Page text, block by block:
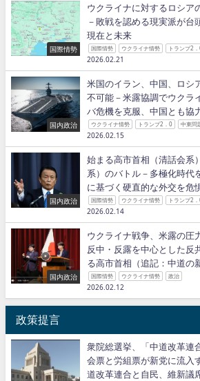
国際情勢
ウクライナに対するロシア
－敗戦を認める現実派が台
現在と未来
国際情勢 ウクライナ情勢 トランプ2
2026.02.21
国内政治
米国のイラン、中国、ロシ
不可能－米露協調でウクラ
バ危機を克服、中国とも協
ウクライナ情勢 トランプ2．0 中東問
2026.02.15
国内政治
始まる高市首相（清話会系
系）のバトル－多極化時代
に基づく硬直的な外交を危
国際情勢 ウクライナ情勢 トランプ2
2026.02.14
国内政治
ウクライナ戦争、米露の圧
反中・反露を中心とした反
る高市首相（追記：中道の
国際情勢 ウクライナ情勢 政治
2026.02.12
政策提言
衆院総選挙、「中道改革連
会票と労組票が新党に流入
道改革連合と自民、維新議